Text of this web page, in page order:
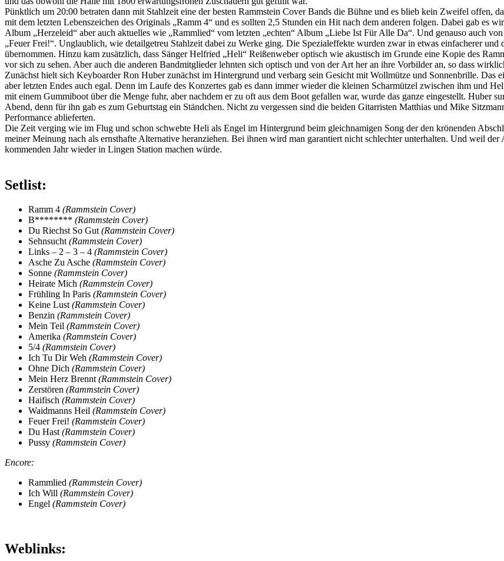
Pünktlich um 20:00 betraten dann mit Stahlzeit eine der besten Rammstein Cover Bands die Bühne und es blieb kein Zweifel offen,
mit dem letzten Lebenszeichen des Originals „Ramm 4“ und es sollten 2,5 Stunden ein Hit nach dem anderen folgen. Dabei gab es
Album „Herzeleid“ aber auch aktuelles wie „Rammlied“ vom letzten „echten“ Album „Liebe Ist Für Alle Da“. Und genauso auch
„Feuer Frei!“. Unglaublich, wie detailgetreu Stahlzeit dabei zu Werke ging. Die Spezialeffekte wurden zwar in etwas einfacherer
übernommen. Hinzu kam zusätzlich, dass Sänger Helfried „Heli“ Reißenweber optisch wie akustisch im Grunde eine Kopie des
vor sich zu sehen. Aber auch die anderen Bandmitglieder lehnten sich optisch und von der Art her an ihre Vorbilder an, so dass
Zunächst hielt sich Keyboarder Ron Huber zunächst im Hintergrund und verbarg sein Gesicht mit Wollmütze und Sonnenbrille.
aber letzten Endes auch egal. Denn im Laufe des Konzertes gab es dann immer wieder die kleinen Scharmützel zwischen ihm und
mit einem Gummiboot über die Menge fuhr, aber nachdem er zu oft aus dem Boot gefallen war, wurde das ganze eingestellt. Huber
Abend, denn für ihn gab es zum Geburtstag ein Ständchen. Nicht zu vergessen sind die beiden Gitarristen Matthias und Mike
Performance ablieferten.
Die Zeit verging wie im Flug und schon schwebte Heli als Engel im Hintergrund beim gleichnamigen Song der den krönenden
meiner Meinung nach als ernsthafte Alternative heranziehen. Bei ihnen wird man garantiert nicht schlechter unterhalten. Und weil
kommenden Jahr wieder in Lingen Station machen würde.
Setlist:
Ramm 4 (Rammstein Cover)
B******** (Rammstein Cover)
Du Riechst So Gut(Rammstein Cover)
Sehnsucht(Rammstein Cover)
Links – 2 – 3 – 4 (Rammstein Cover)
Asche Zu Asche (Rammstein Cover)
Sonne (Rammstein Cover)
Heirate Mich (Rammstein Cover)
Frühling In Paris (Rammstein Cover)
Keine Lust(Rammstein Cover)
Benzin (Rammstein Cover)
Mein Teil (Rammstein Cover)
Amerika (Rammstein Cover)
5/4 (Rammstein Cover)
Ich Tu Dir Weh (Rammstein Cover)
Ohne Dich (Rammstein Cover)
Mein Herz Brennt(Rammstein Cover)
Zerstören (Rammstein Cover)
Haifisch (Rammstein Cover)
Waidmanns Heil (Rammstein Cover)
Feuer Frei! (Rammstein Cover)
Du Hast(Rammstein Cover)
Pussy (Rammstein Cover)
Encore:
Rammlied (Rammstein Cover)
Ich Will (Rammstein Cover)
Engel (Rammstein Cover)
Weblinks: